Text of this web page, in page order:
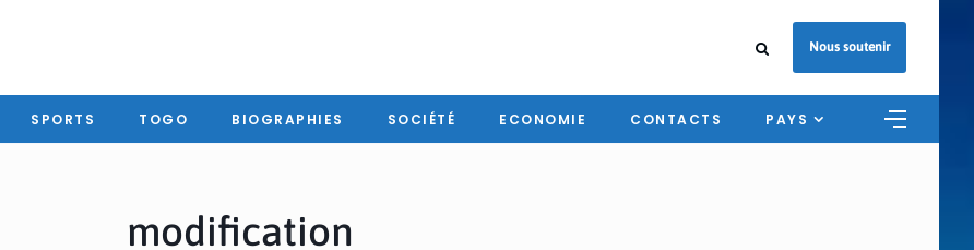
Nous soutenir
SPORTS TOGO BIOGRAPHIES SOCIÉTÉ ECONOMIE CONTACTS PAYS
modification